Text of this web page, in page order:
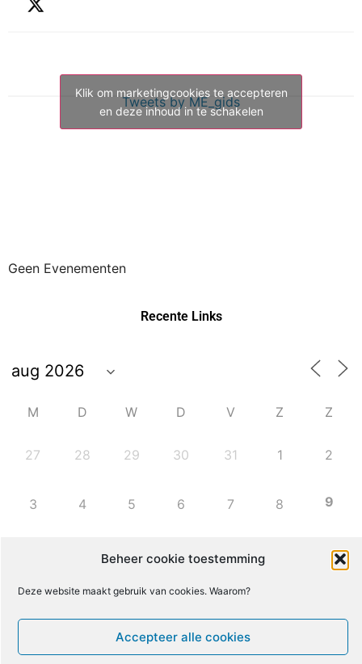
Beheer cookie toestemming
Deze website maakt gebruik van cookies. Waarom?
Accepteer alle cookies
Tweets by ME_gids
Klik om marketingcookies te accepteren
en deze inhoud in te schakelen
Geen Evenementen
Recente Links
M D W D V Z Z
27 28 29 30 31 1 2
3 4 5 6 7 8 9
12 13 14 16
24 25 26 27 28 29 30